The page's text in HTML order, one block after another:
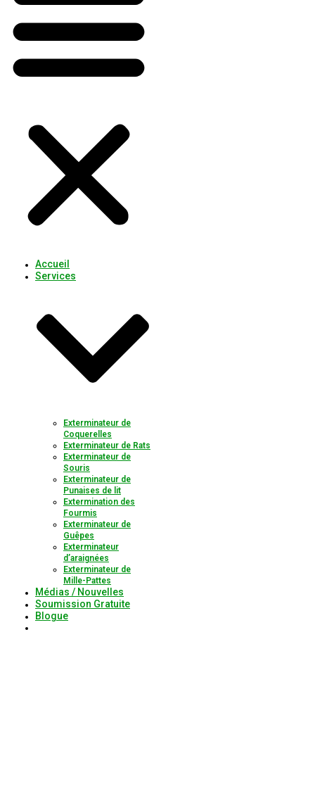
Accueil
Services
Exterminateur de
Coquerelles
Exterminateur de Rats
Exterminateur de
Souris
Exterminateur de
Punaises de lit
Extermination des
Fourmis
Exterminateur de
Guêpes
Exterminateur
d’araignées
Exterminateur de
Mille-Pattes
Médias / Nouvelles
Soumission Gratuite
Blogue